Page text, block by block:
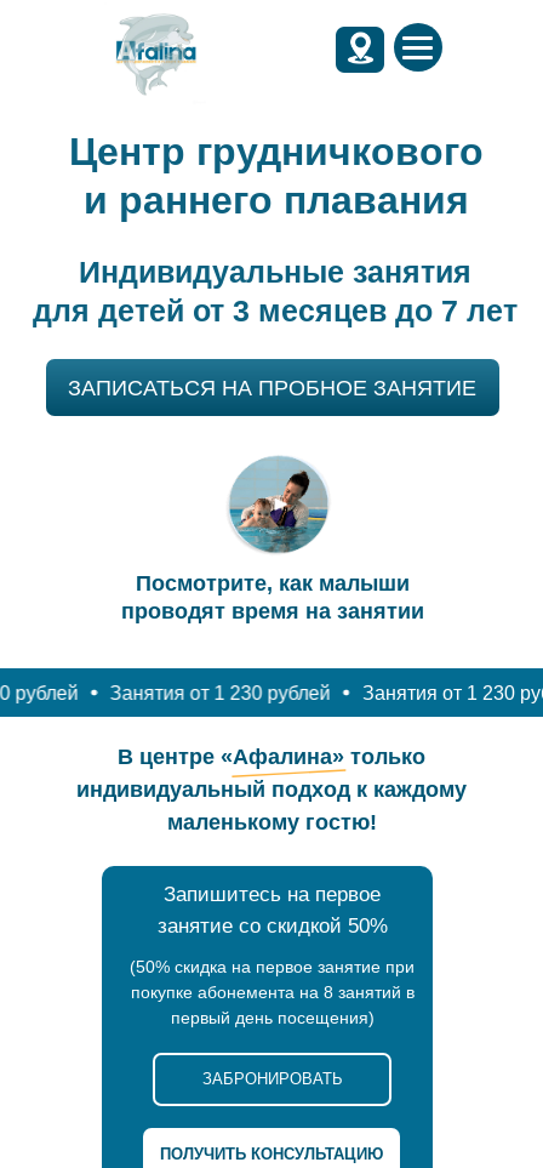
и раннего плавания
Индивидуальные занятия
для детей от 3 месяцев до 7 лет
Посмотрите, как малыши
ЗАПИСАТЬСЯ НА ПРОБНОЕ ЗАНЯТИЕ
Занятия от 1 230 рублей Занятия от 1 230 рублей
В центре «Афалина» только
индивидуальный подход к каждому
маленькому гостю!
ЗАБРОНИРОВАТЬ
(50% скидка на первое занятие при
покупке абонемента на 8 занятий в
первый день посещения)
Запишитесь на первое
занятие со скидкой 50%
ПОЛУЧИТЬ КОНСУЛЬТАЦИЮ